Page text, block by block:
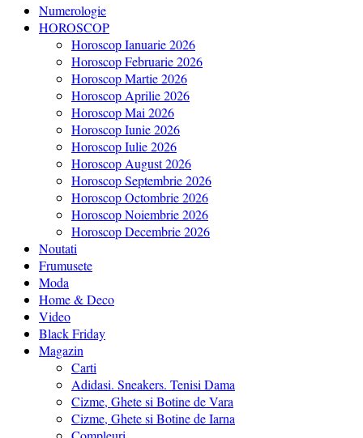
Numerologie
HOROSCOP
Horoscop Ianuarie 2026
Horoscop Februarie 2026
Horoscop Martie 2026
Horoscop Aprilie 2026
Horoscop Mai 2026
Horoscop Iunie 2026
Horoscop Iulie 2026
Horoscop August 2026
Horoscop Septembrie 2026
Horoscop Octombrie 2026
Horoscop Noiembrie 2026
Horoscop Decembrie 2026
Noutati
Frumusete
Moda
Home & Deco
Video
Black Friday
Magazin
Carti
Adidasi. Sneakers. Tenisi Dama
Cizme, Ghete si Botine de Vara
Cizme, Ghete si Botine de Iarna